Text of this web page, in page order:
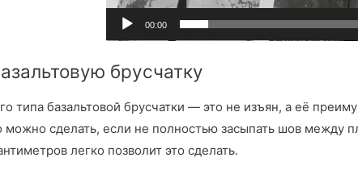
00:00
брусчатку
типа базальтовой брусчатки — это не изъян, а её
сделать, если не полностью засыпать шов между
легко позволит это сделать.